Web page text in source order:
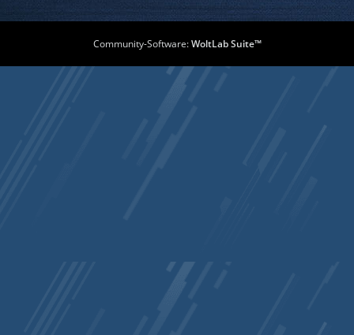
Community-Software:WoltLab Suite™